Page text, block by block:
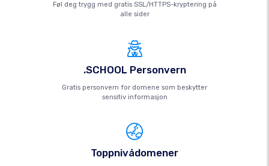
Føl deg trygg med gratis SSL/HTTPS-kryptering på
alle sider
.SCHOOL Personvern
Gratis personvern for domene som beskytter
sensitiv informasjon
Toppnivådomener